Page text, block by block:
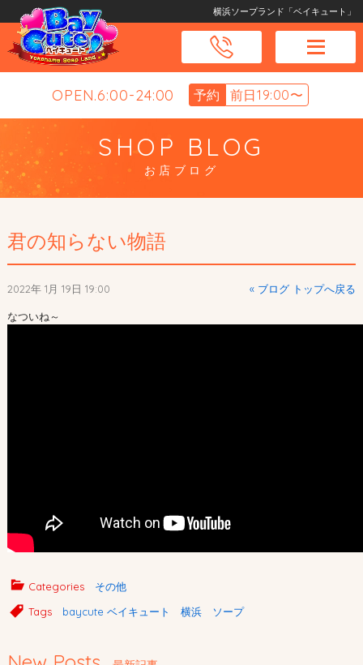
横浜ソープランド「ベイキュート」
OPEN.6:00-24:00 予約 前日19:00〜
SHOP BLOG
お店ブログ
君の知らない物語
2022年 1月 19日 19:00 « ブログ トップへ戻る
なついね～
Categories
その他
Tags
baycute ベイキュート 横浜 ソープ